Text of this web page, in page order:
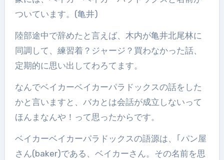
ついています。(亀井)
陸部途中で辞めたと言えば、木内が亀井北尾林に
同調して、練習着？ジャージ？買わなかった話、
定期的に思い出してわろてます。
なんでベイカーベイカーパラドックスの話をした
かと言いますと、バカとは会話が成立しないって
ほんまなんや！って思ったからです。
ベイカーベイカーパラドックスの語源は、｢パン屋
さん(baker)である、ベイカーさん。その名前を思